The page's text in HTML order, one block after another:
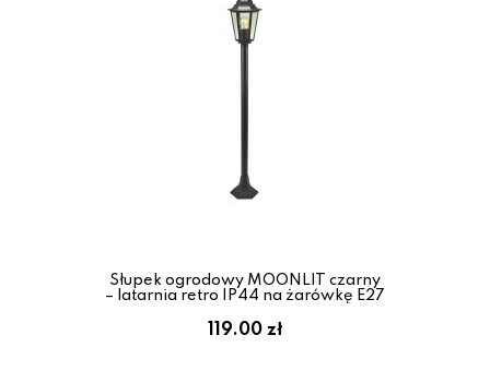
Słupek ogrodowy MOONLIT czarny
– latarnia retro IP44 na żarówkę E27
119.00 zł